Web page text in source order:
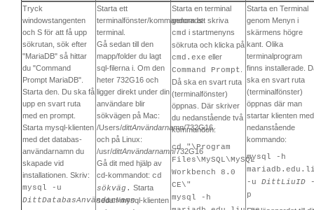
Tryck
windowstangenten
och S för att få upp
sökrutan, sök efter
"MariaDB" så hittar
du "Command
Prompt MariaDB".
Starta den. Du ska få
upp en svart ruta
med en prompt.
Starta mysql-klienten
med det databas-
användarnamn du
skapade vid
installationen. Skriv:
mysql -u
DittDatabasAnvändarNamn
Starta ett
terminalfönster/kommandorads-
terminal.
Gå sedan till den
mapp/folder du lagt
sql-filerna i. Om den
heter 732G16 och
ligger direkt under din
användare blir
sökvägen på Mac:
/Users/dittAnvändarnamn/732G16.
och på Linux:
/usr/dittAnvändarnamn/732G16
Gå dit med hjälp av
cd-kommandot: cd
sökväg . Starta
sedan mysql-klienten
Starta en terminal
genom att skriva
cmd i startmenyns
sökruta och klicka på
cmd.exe eller
Command Prompt
Då ska en svart ruta
(terminalfönster)
öppnas. Där skriver
du nedanstående två
kommandon:
cd "\Program
Files\MySQL\MySQL
Workbench 8.0
CE\"
mysql -h
Starta en Terminal
genom Menyn i
skärmens högre
kant. Olika
terminalprogram
finns installerade.
ska en svart ruta
(terminalfönster)
öppnas där man
startar klienten med
nedanstående
kommando:
mysql -h
-u DittLiuID
p